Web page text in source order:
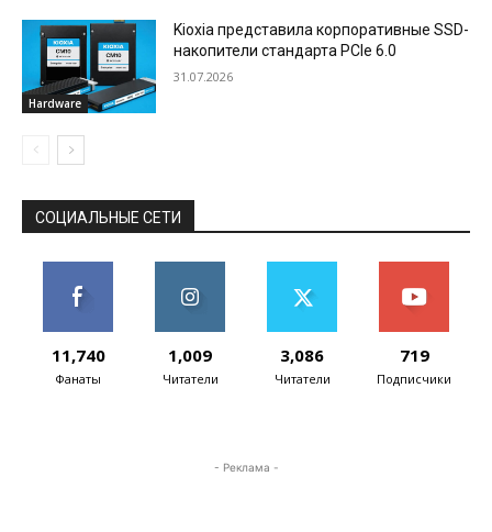
Hardware
Kioxia представила корпоративные SSD-
накопители стандарта PCIe 6.0
31.07.2026
СОЦИАЛЬНЫЕ СЕТИ
11,740
Фанаты
1,009
Читатели
3,086
Читатели
719
Подписчики
- Реклама -